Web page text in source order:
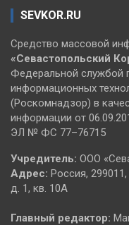
SEVKOR.RU
Средство массовой
«Севастопольский
Федеральной службой
информационных
(Роскомнадзор) в
информации от
ЭЛ № ФС 77–76715
Учредитель: ООО
Адрес: Россия,
д. 1, кв. 10А
Главный редактор: